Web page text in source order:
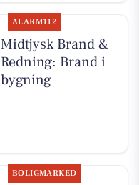
ALARM112
Midtjysk Brand &
Redning: Brand i
bygning
BOLIGMARKED